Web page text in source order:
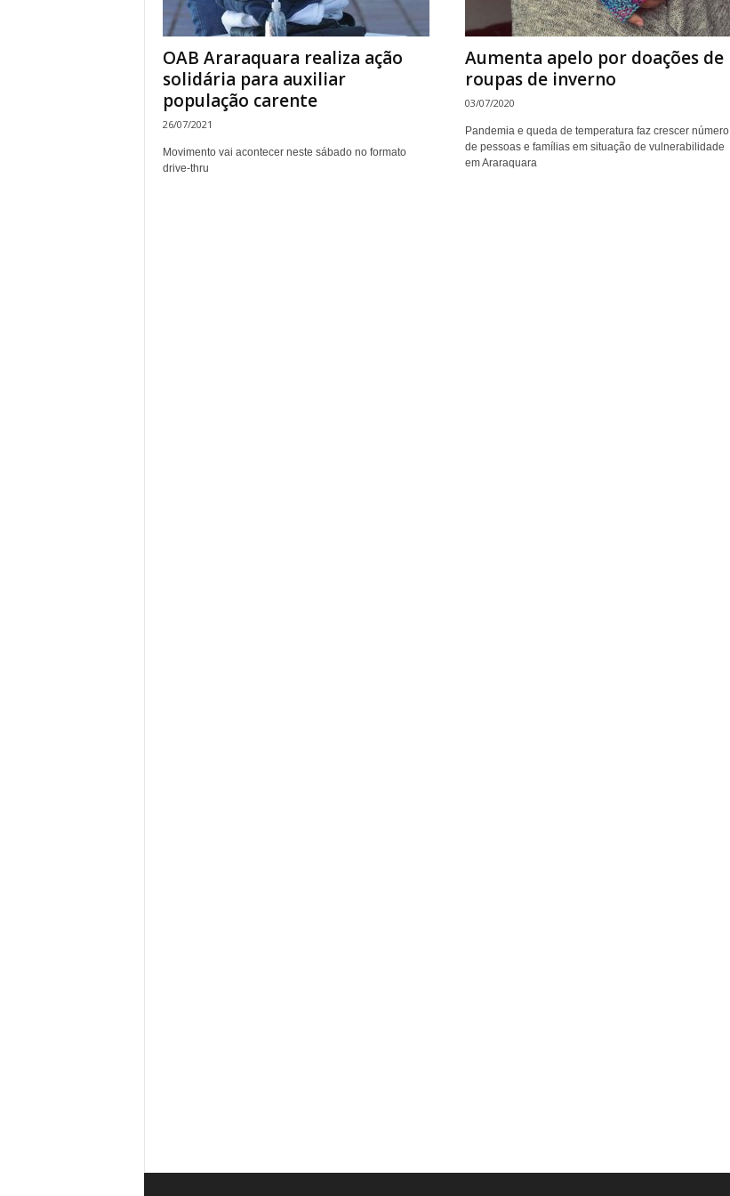
OAB Araraquara realiza ação
solidária para auxiliar
população carente
26/07/2021
Movimento vai acontecer neste sábado no formato
drive-thru
Aumenta apelo por doações de
roupas de inverno
03/07/2020
Pandemia e queda de temperatura faz crescer número
de pessoas e famílias em situação de vulnerabilidade
em Araraquara